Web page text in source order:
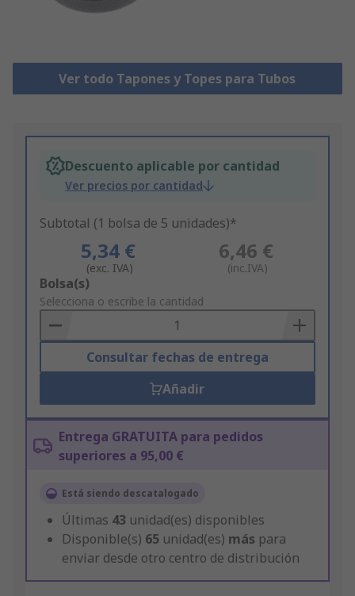
Ver todo Tapones y Topes para Tubos
Descuento aplicable por cantidad
Ver precios por cantidad
Subtotal (1 bolsa de 5 unidades)*
5,34 €
(exc. IVA)
6,46 €
(inc.IVA)
Add
to
Basket
Bolsa(s)
Selecciona o escribe la cantidad
Consultar fechas de entrega
Añadir
Entrega GRATUITA para pedidos
superiores a 95,00 €
Está siendo descatalogado
Últimas 43 unidad(es) disponibles
Disponible(s) 65 unidad(es) más para
enviar desde otro centro de distribución